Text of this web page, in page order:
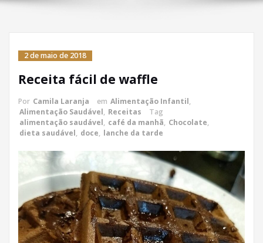
2 de maio de 2018
Receita fácil de waffle
Por Camila Laranja em Alimentação Infantil,
Alimentação Saudável, Receitas
Tag
alimentação saudável, café da manhã, Chocolate,
dieta saudável, doce, lanche da tarde